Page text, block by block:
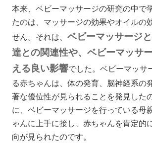
本来、ベビーマッサージの研究の中で
たのは、マッサージの効果やオイルの
せん。それは、ベビーマッサージ
達との関連性や、ベビーマッサ
える良い影響でした。ベビーマッサ
る赤ちゃんは、体の発育、脳神経系の
著な優位性が見られることを発見した
に、ベビーマッサージを行っている母
ゃんに上手に接し、赤ちゃんを肯定的
向が見られたのです。